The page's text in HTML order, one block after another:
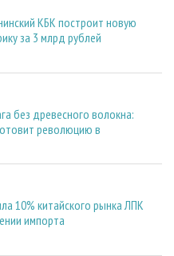
КБК построит новую
за 3 млрд рублей
без древесного волокна:
революцию в
10% китайского рынка ЛПК
импорта